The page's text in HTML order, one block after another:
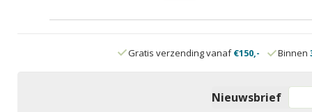
Gratis verzending vanaf€150,- Binnen
Nieuwsbrief